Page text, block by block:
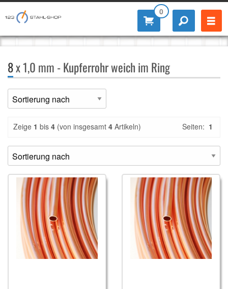
0
8x 1,0 mm - Kupferrohr weich im Ring
Zeige 1 bis 4 (von insgesamt 4 Artikeln) Seiten: 1